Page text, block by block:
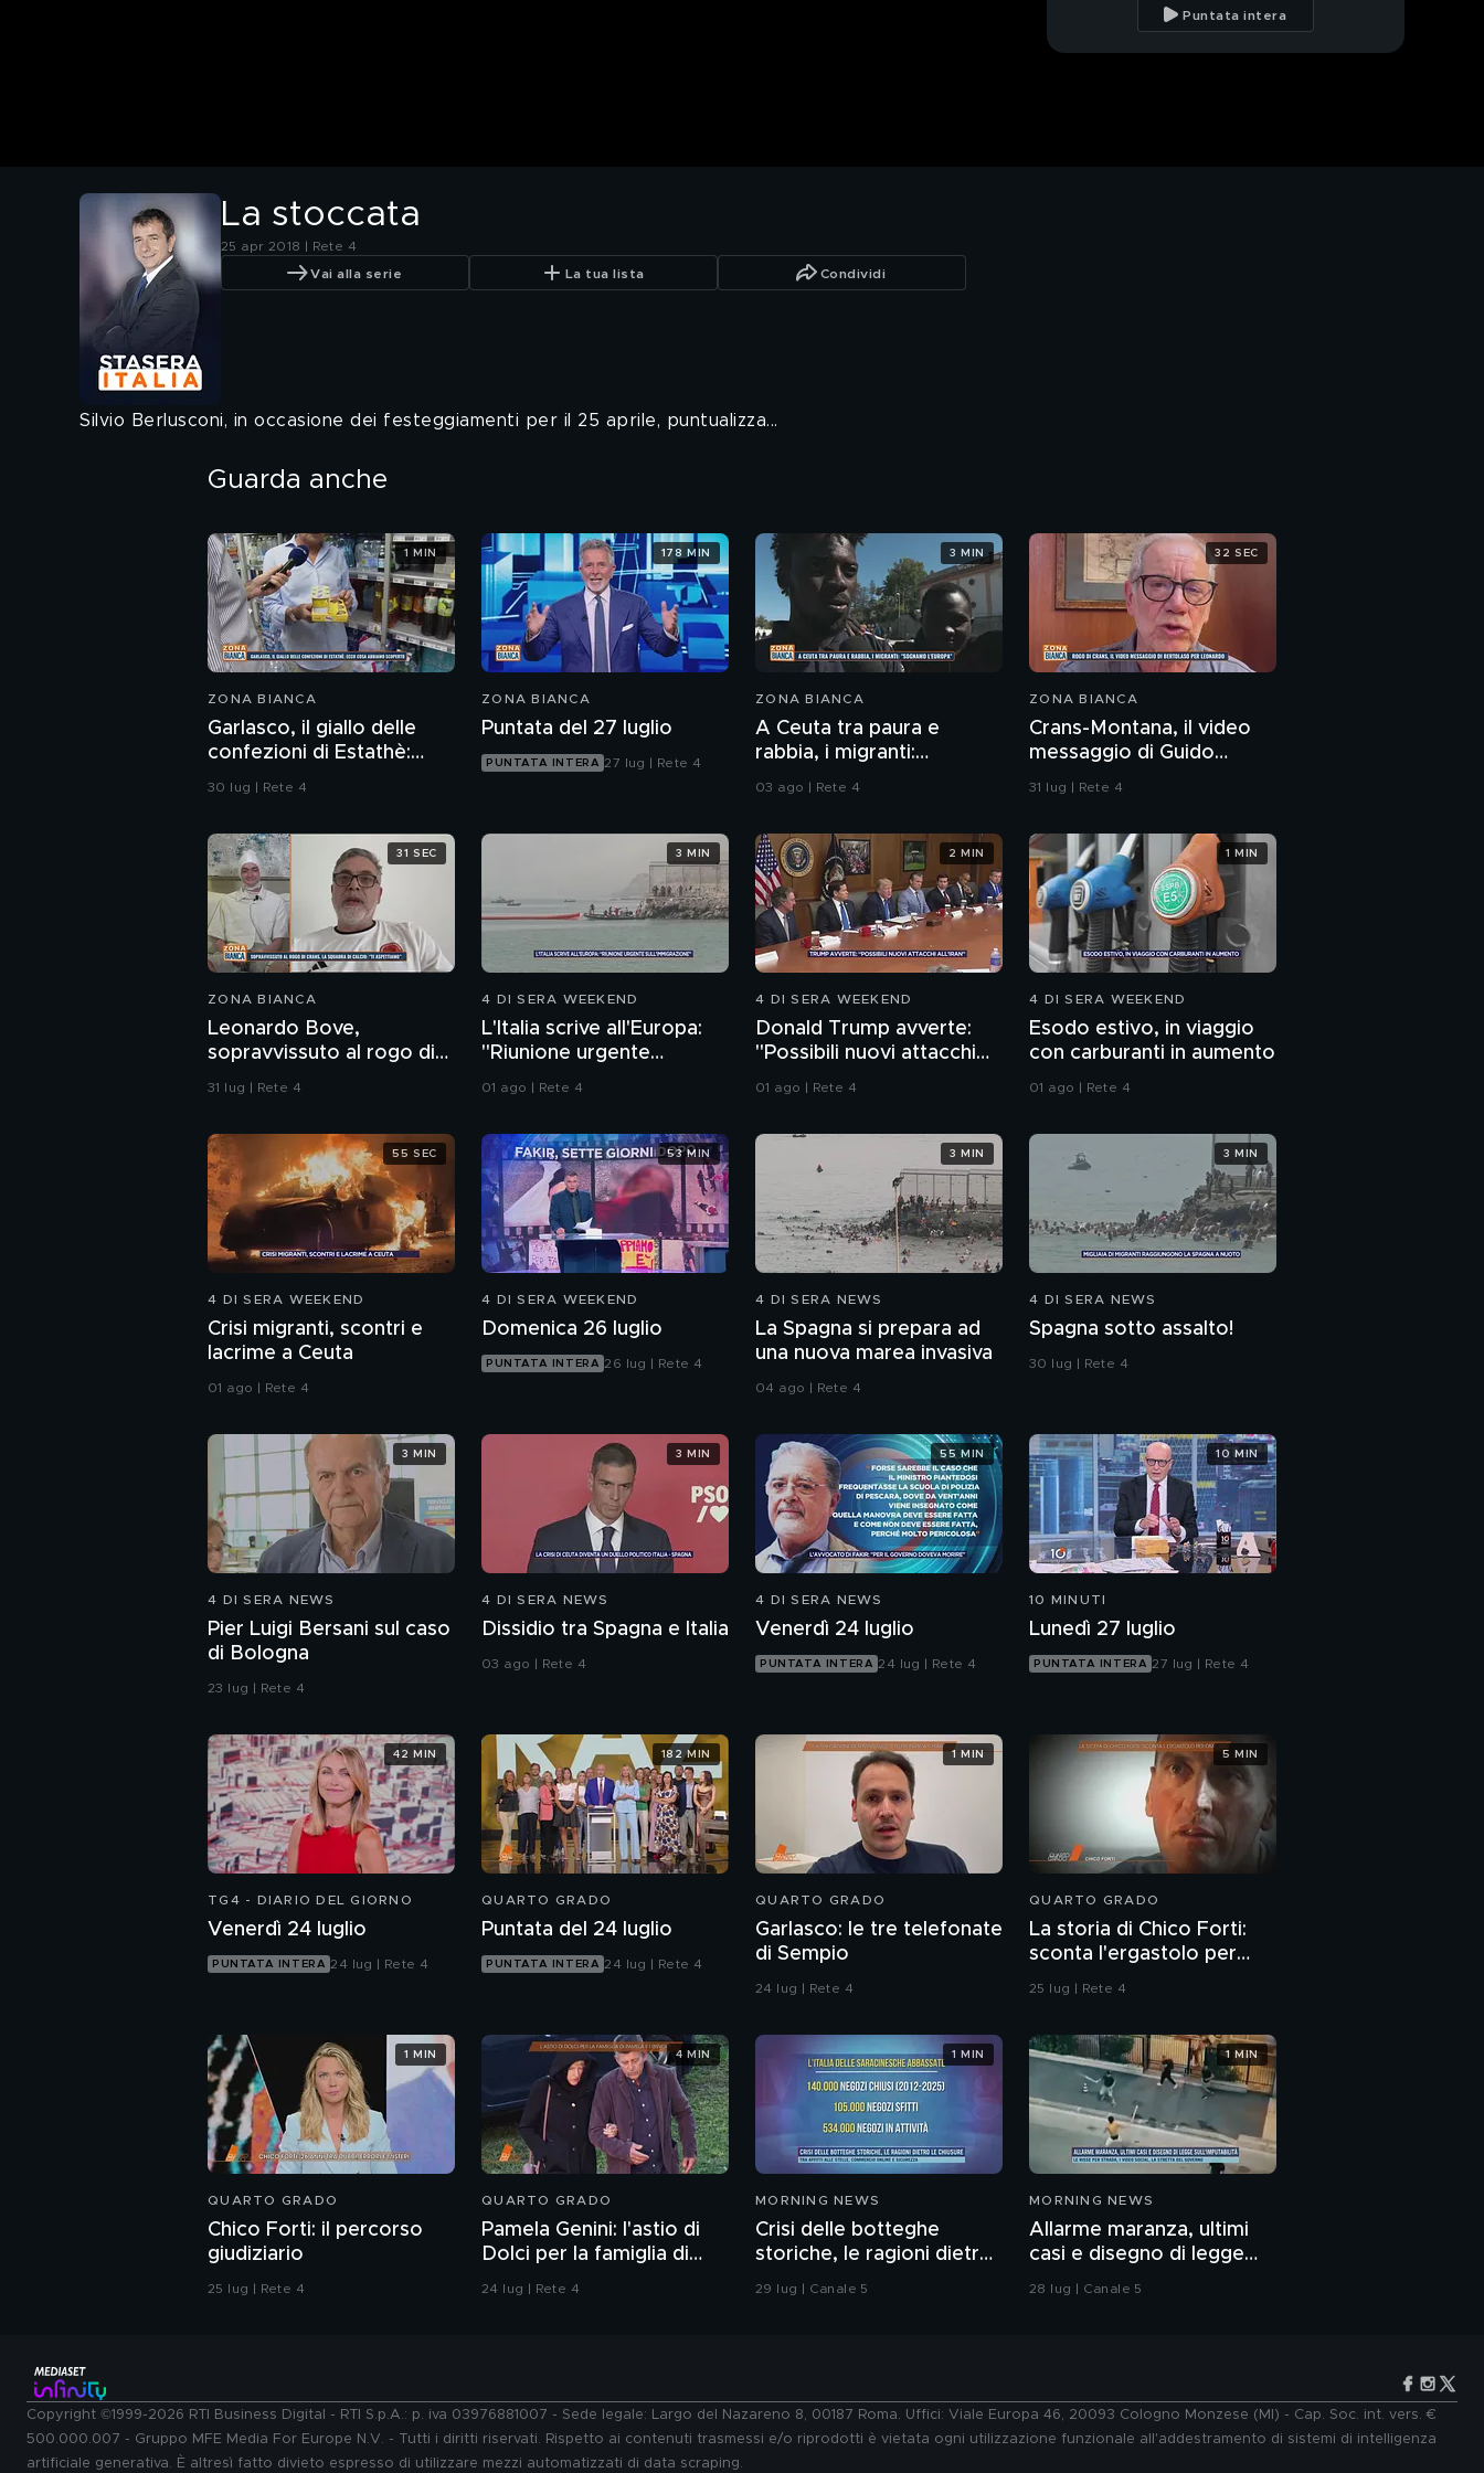
Puntata intera
La stoccata
25 apr 2018 | Rete 4
Vai alla serie La tua lista Condividi
Silvio Berlusconi, in occasione dei festeggiamenti per il 25 aprile, puntualizza...
Guarda anche
ZONA BIANCA
Garlasco, il giallo delle
confezioni di Estathè:
ecco cosa abbiamo
30 lug | Rete 4
1 MIN
ZONA BIANCA
Puntata del 27 luglio
PUNTATA INTERA 27 lug | Rete 4
178 MIN
ZONA BIANCA
A Ceuta tra paura e
rabbia, i migranti:
"Sognamo l'Europa"
03 ago | Rete 4
3 MIN
ZONA BIANCA
Crans-Montana, il video
messaggio di Guido
Bertolaso per Leonardo
31 lug | Rete 4
32 SEC
ZONA BIANCA
Leonardo Bove,
sopravvissuto al rogo di
Crans-Montana, la
31 lug | Rete 4
31 SEC
4 DI SERA WEEKEND
L'Italia scrive all'Europa:
"Riunione urgente
sull'immigrazione"
01 ago | Rete 4
3 MIN
4 DI SERA WEEKEND
Donald Trump avverte:
"Possibili nuovi attacchi
all'Iran"
01 ago | Rete 4
2 MIN
4 DI SERA WEEKEND
Esodo estivo, in viaggio
con carburanti in aumento
01 ago | Rete 4
1 MIN
4 DI SERA WEEKEND
Crisi migranti, scontri e
lacrime a Ceuta
01 ago | Rete 4
55 SEC
4 DI SERA WEEKEND
Domenica 26 luglio
PUNTATA INTERA 26 lug | Rete 4
53 MIN
4 DI SERA NEWS
La Spagna si prepara ad
una nuova marea invasiva
04 ago | Rete 4
3 MIN
4 DI SERA NEWS
Spagna sotto assalto!
30 lug | Rete 4
3 MIN
4 DI SERA NEWS
Pier Luigi Bersani sul caso
di Bologna
23 lug | Rete 4
3 MIN
4 DI SERA NEWS
Dissidio tra Spagna e Italia
03 ago | Rete 4
3 MIN
4 DI SERA NEWS
Venerdì 24 luglio
PUNTATA INTERA 24 lug | Rete 4
55 MIN
10 MINUTI
Lunedì 27 luglio
PUNTATA INTERA 27 lug | Rete 4
10 MIN
TG4 - DIARIO DEL GIORNO
Venerdì 24 luglio
PUNTATA INTERA 24 lug | Rete 4
42 MIN
QUARTO GRADO
Puntata del 24 luglio
PUNTATA INTERA 24 lug | Rete 4
182 MIN
QUARTO GRADO
Garlasco: le tre telefonate
di Sempio
24 lug | Rete 4
1 MIN
QUARTO GRADO
La storia di Chico Forti:
sconta l'ergastolo per
omicidio
25 lug | Rete 4
5 MIN
QUARTO GRADO
Chico Forti: il percorso
giudiziario
25 lug | Rete 4
1 MIN
QUARTO GRADO
Pamela Genini: l'astio di
Dolci per la famiglia di
Pamela
24 lug | Rete 4
4 MIN
MORNING NEWS
Crisi delle botteghe
storiche, le ragioni dietro
le chiusure
29 lug | Canale 5
1 MIN
MORNING NEWS
Allarme maranza, ultimi
casi e disegno di legge
sull'imputabilità
28 lug | Canale 5
1 MIN
Copyright ©1999-2026 RTI Business Digital - RTI S.p.A.: p. iva 03976881007 - Sede legale: Largo del Nazareno 8, 00187 Roma. Uffici: Viale Europa 46, 20093 Cologno Monzese (MI) - Cap. Soc. int. vers. €
500.000.007 - Gruppo MFE Media For Europe N.V. - Tutti i diritti riservati. Rispetto ai contenuti trasmessi e/o riprodotti è vietata ogni utilizzazione funzionale all'addestramento di sistemi di intelligenza
artificiale generativa. È altresì fatto divieto espresso di utilizzare mezzi automatizzati di data scraping.